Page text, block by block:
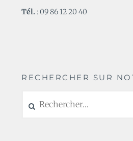
Tél. : 09 86 12 20 40
RECHERCHER SUR